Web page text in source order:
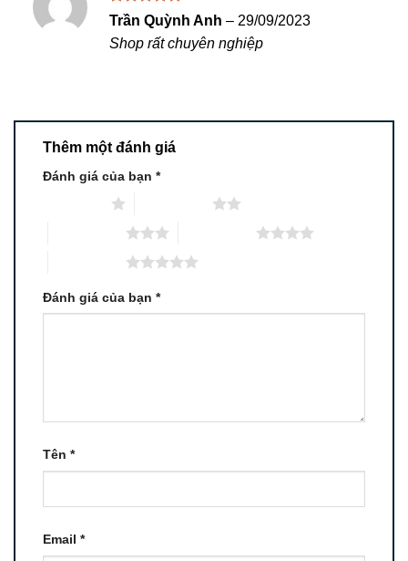
Được xếp
55
sao
Trần Quỳnh Anh – 29/09/2023
Shop rất chuyên nghiệp
Thêm một đánh giá
Đánh giá của bạn *
Đánh giá của bạn *
Tên *
Email *